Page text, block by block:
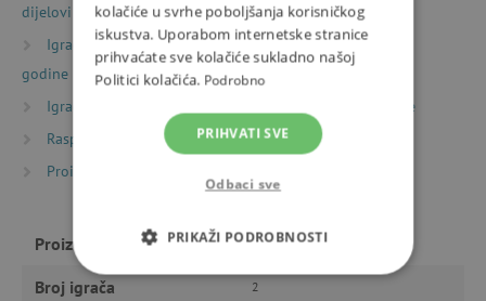
dijelovi i ploče
Igračke prema starosti
Igre i igračke za djecu od 3
godine
Igračke prema starosti
Igre i igračke za predškolce
Rasprodaja %
Rasprodaja -15 %
Proizvođači
Proizvođač Janod
Broj igrača 2
kolačiće u svrhe poboljšanja korisničkog
iskustva. Uporabom internetske stranice
prihvaćate sve kolačiće sukladno našoj
Politici kolačića. Podrobno
PRIHVATI SVE
Odbaci sve
PRIKAŽI PODROBNOSTI
NUŽNO POTREBNI KOLAČIĆI